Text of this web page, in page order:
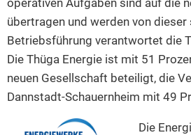
übertragen und werden von
Betriebsführung verantwortet die
Die Thüga Energie ist mit 51
neuen Gesellschaft beteiligt, die
Dannstadt-Schauernheim mit 49
Die